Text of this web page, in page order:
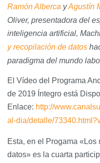
Ramón Alberca yAgustín
Oliver, presentadora del
inteligencia artificial,
y recopilación de datos
paradigma del mundo
El Vídeo del Programa
de 2019 Íntegro está
Enlace: http://
al-dia/detalle/
Esta, en el Progama
datos» es la cuarta